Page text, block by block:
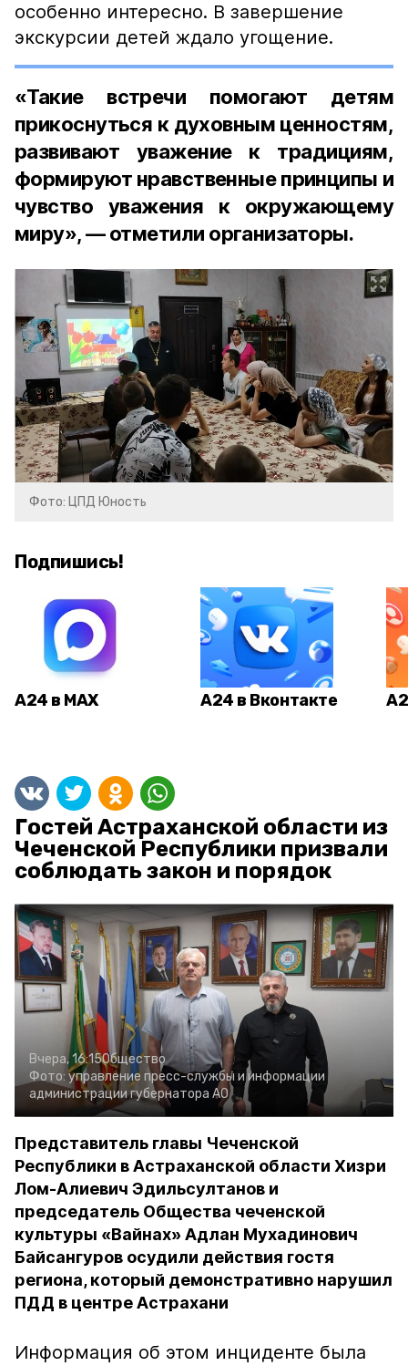
особенно интересно. В завершение
экскурсии детей ждало угощение.
«Такие встречи помогают детям
прикоснуться к духовным ценностям,
развивают уважение к традициям,
формируют нравственные принципы и
чувство уважения к окружающему
миру», — отметили организаторы.
Фото: ЦПД Юность
Подпишись!
А24 в MAX А24 в Вконтакте
Гостей Астраханской области из
Чеченской Республики призвали
соблюдать закон и порядок
Вчера, 16:15Общество
Фото: управление пресс-службы и информации
администрации губернатора АО
Представитель главы Чеченской
Республики в Астраханской области Хизри
Лом-Алиевич Эдильсултанов и
председатель Общества чеченской
культуры «Вайнах» Адлан Мухадинович
Байсангуров осудили действия гостя
региона, который демонстративно нарушил
ПДД в центре Астрахани
Информация об этом инциденте была